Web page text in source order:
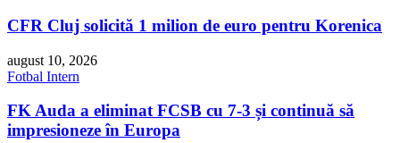
CFR Cluj solicită 1 milion de euro pentru Korenica
august 10, 2026
Fotbal Intern
FK Auda a eliminat FCSB cu 7-3 și continuă să
impresioneze în Europa